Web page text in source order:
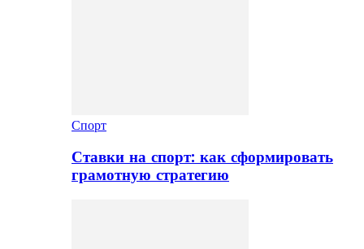
Спорт
Ставки на спорт: как сформировать
грамотную стратегию